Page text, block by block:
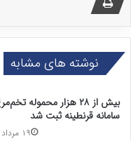
نوشته های مشابه
بیش از ۲۸ هزار محموله
سامانه قرنطینه ثبت شد
۱۹ مرداد ۱۴۰۵